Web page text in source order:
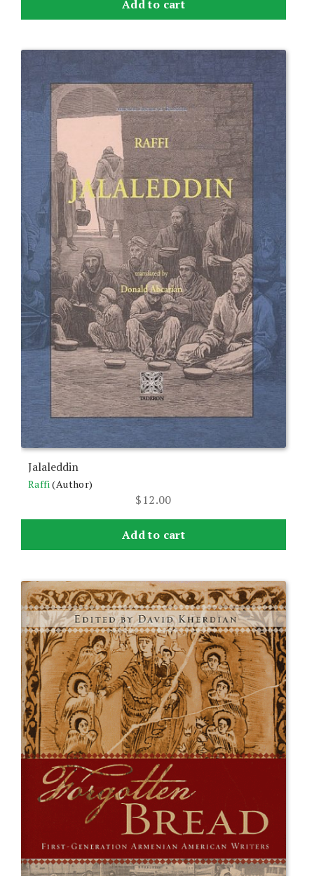
Add to cart
Jalaleddin
Raffi(Author)
$12.00
Add to cart